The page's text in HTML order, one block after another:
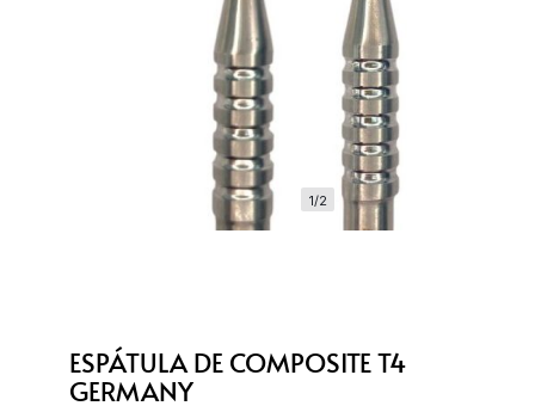
1/2
ESPÁTULA DE COMPOSITE T4
GERMANY